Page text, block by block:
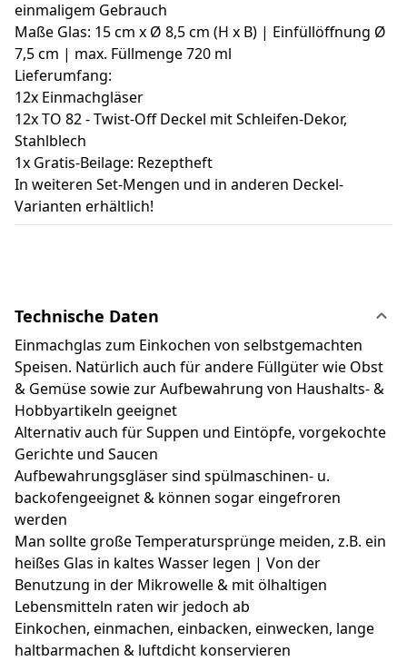
einmaligem Gebrauch
Maße Glas: 15 cm x Ø 8,5 cm (H x B) | Einfüllöffnung Ø
7,5 cm | max. Füllmenge 720 ml
Lieferumfang:
12x Einmachgläser
12x TO 82 - Twist-Off Deckel mit Schleifen-Dekor,
Stahlblech
1x Gratis-Beilage: Rezeptheft
In weiteren Set-Mengen und in anderen Deckel-
Varianten erhältlich!
Technische Daten
Einmachglas zum Einkochen von selbstgemachten
Speisen. Natürlich auch für andere Füllgüter wie Obst
& Gemüse sowie zur Aufbewahrung von Haushalts- &
Hobbyartikeln geeignet
Alternativ auch für Suppen und Eintöpfe, vorgekochte
Gerichte und Saucen
Aufbewahrungsgläser sind spülmaschinen- u.
backofengeeignet & können sogar eingefroren
werden
Man sollte große Temperatursprünge meiden, z.B. ein
heißes Glas in kaltes Wasser legen | Von der
Benutzung in der Mikrowelle & mit ölhaltigen
Lebensmitteln raten wir jedoch ab
Einkochen, einmachen, einbacken, einwecken, lange
haltbarmachen & luftdicht konservieren